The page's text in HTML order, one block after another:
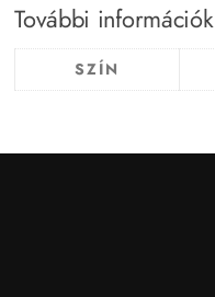
További információk
SZÍN